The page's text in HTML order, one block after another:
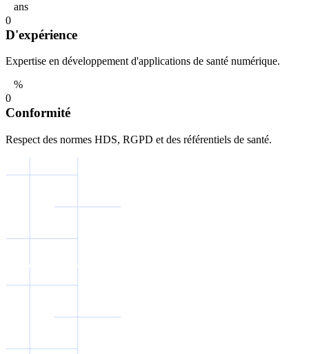
0
ans
D'expérience
Expertise en développement d'applications de santé numérique.
0
%
Conformité
Respect des normes HDS, RGPD et des référentiels de santé.